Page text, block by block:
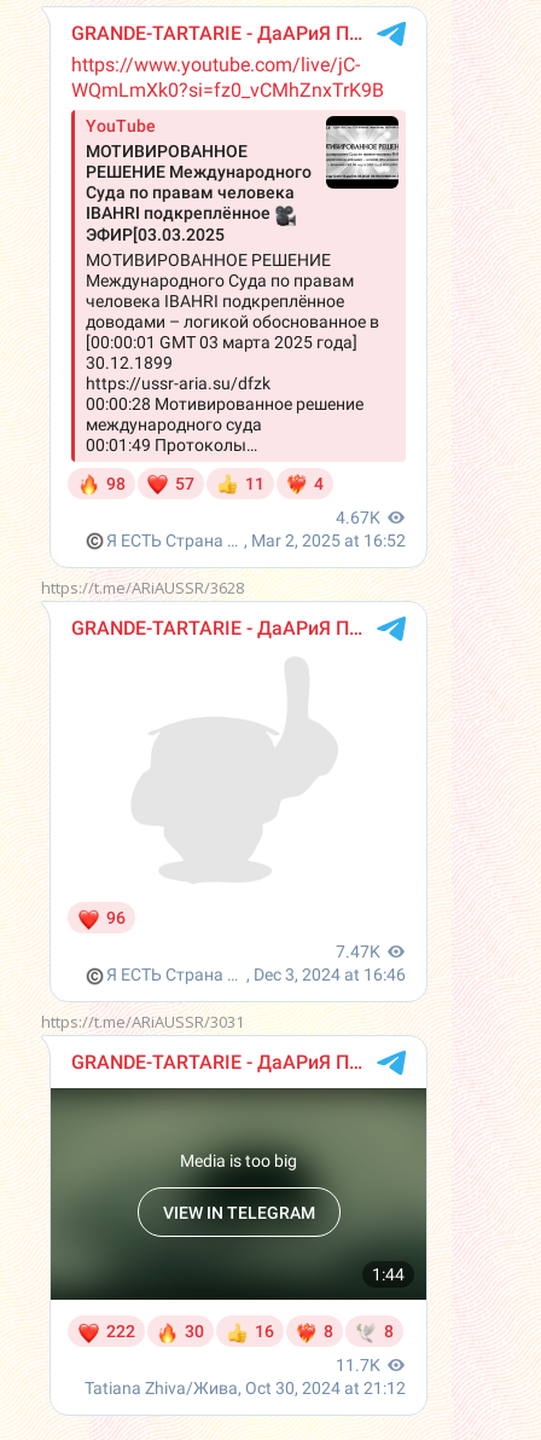
https://t.me/ARiAUSSR/3628
https://t.me/ARiAUSSR/3031